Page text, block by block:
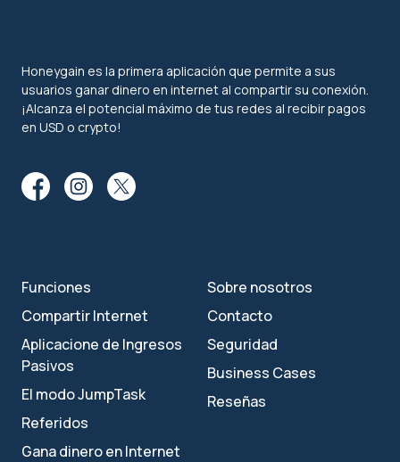
Honeygain es la primera aplicación que permite a sus
usuarios ganar dinero en internet al compartir su conexión.
¡Alcanza el potencial máximo de tus redes al recibir pagos
en USD o crypto!
Funciones
Compartir Internet
Aplicacione de Ingresos
Pasivos
El modo JumpTask
Referidos
Gana dinero en Internet
Sobre nosotros
Contacto
Seguridad
Business Cases
Reseñas